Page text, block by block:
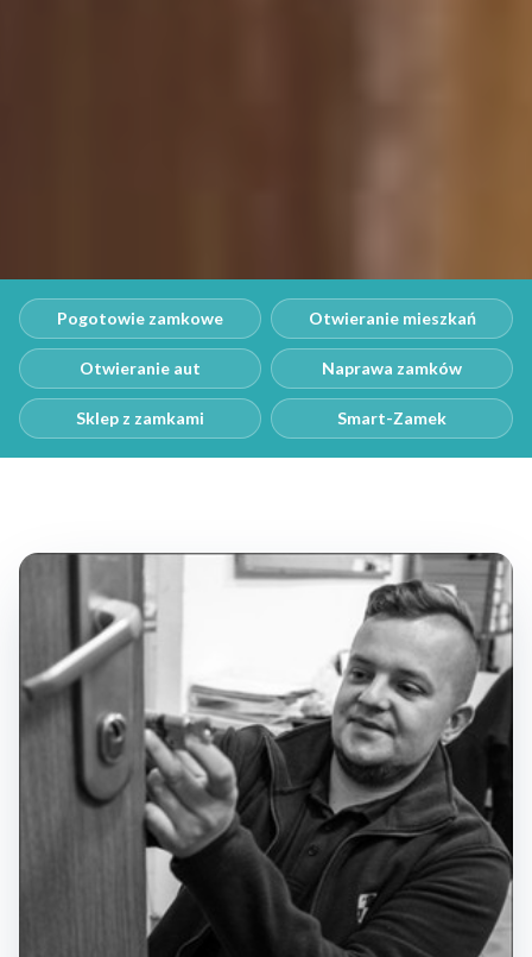
Pogotowie zamkowe Otwieranie mieszkań
Otwieranie aut Naprawa zamków
Sklep z zamkami Smart-Zamek